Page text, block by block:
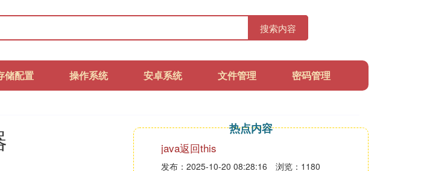
搜索内容
储配置 操作系统 安卓系统 文件管理 密码管理
热点内容
java返回this
发布：2025-10-20 08:28:16 浏览：1180